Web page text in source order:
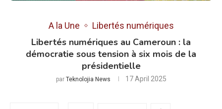
A la Une Libertés numériques
Libertés numériques au Cameroun : la
démocratie sous tension à six mois de la
présidentielle
par Teknolojia News 17 April 2025